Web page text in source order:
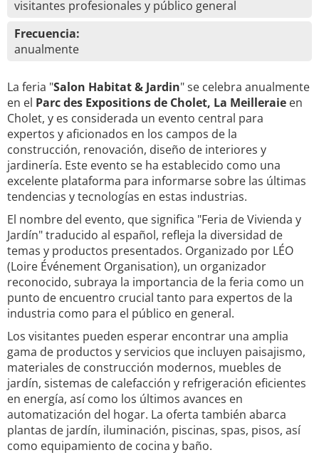
visitantes profesionales y público general
Frecuencia:
anualmente
La feria "Salon Habitat & Jardin" se celebra anualmente
en el Parc des Expositions de Cholet, La Meilleraie en
Cholet, y es considerada un evento central para
expertos y aficionados en los campos de la
construcción, renovación, diseño de interiores y
jardinería. Este evento se ha establecido como una
excelente plataforma para informarse sobre las últimas
tendencias y tecnologías en estas industrias.
El nombre del evento, que significa "Feria de Vivienda y
Jardín" traducido al español, refleja la diversidad de
temas y productos presentados. Organizado por LÉO
(Loire Événement Organisation), un organizador
reconocido, subraya la importancia de la feria como un
punto de encuentro crucial tanto para expertos de la
industria como para el público en general.
Los visitantes pueden esperar encontrar una amplia
gama de productos y servicios que incluyen paisajismo,
materiales de construcción modernos, muebles de
jardín, sistemas de calefacción y refrigeración eficientes
en energía, así como los últimos avances en
automatización del hogar. La oferta también abarca
plantas de jardín, iluminación, piscinas, spas, pisos, así
como equipamiento de cocina y baño.